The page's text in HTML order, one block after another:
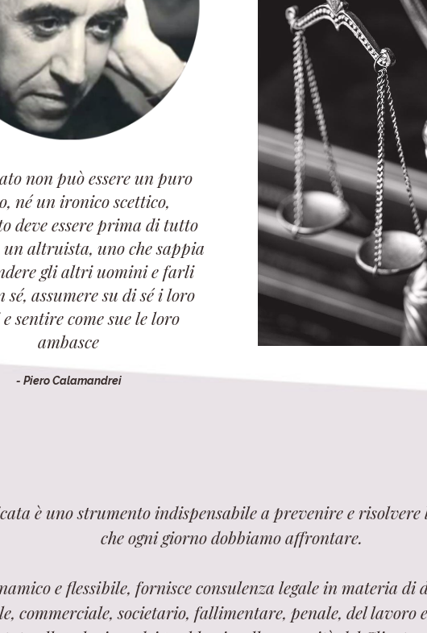
non può essere un puro
né un ironico scettico,
deve essere prima di tutto
altruista, uno che sappia
gli altri uomini e farli
assumere su di sé i loro
sentire come sue le loro
ambasce
- Piero Calamandrei
è uno strumento indispensabile a prevenire e
che ogni giorno dobbiamo affrontare.
e flessibile, fornisce consulenza legale in materia
commerciale, societario, fallimentare, penale, del